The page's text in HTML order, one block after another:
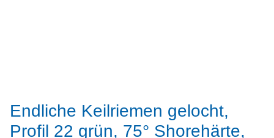
Endliche Keilriemen gelocht,
Profil 22 grün, 75° Shorehärte,